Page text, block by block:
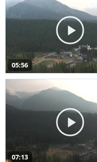
05:56
07:13